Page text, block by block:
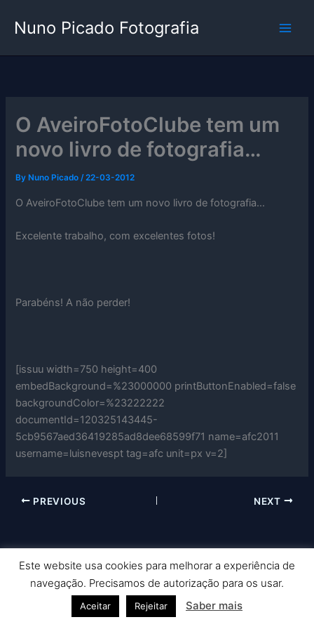
Nuno Picado Fotografia
O AveiroFotoClube tem um
novo livro de fotografia…
By Nuno Picado/22-03-2012
O AveiroFotoClube tem um novo livro de fotografia…
Excelente trabalho, com excelentes fotos!
Parabéns! A não perder!
[issuu width=750 height=400
embedBackground=%23000000 printButtonEnabled=false
backgroundColor=%23222222
documentId=120325143445-
5cb9567aed36419285ad8dee68599f71 name=afc2011
username=luisnevespt tag=afc unit=px v=2]
PREVIOUS NEXT
Copyright © 2026 Nuno Picado Fotografia | Powered byAstra
WordPress Theme
Este website usa cookies para melhorar a experiência de
navegação. Precisamos de autorização para os usar.
Aceitar Rejeitar Saber mais